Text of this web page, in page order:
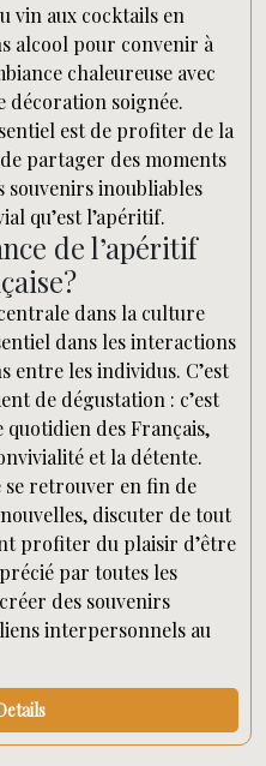
vin aux cocktails en
alcool pour convenir à
chaleureuse avec
décoration soignée.
est de profiter de la
partager des moments
souvenirs inoubliables
qu’est l’apéritif.
de l’apéritif
dans la culture
dans les interactions
entre les individus. C’est
de dégustation : c’est
des Français,
et la détente.
se retrouver en fin de
discuter de tout
profiter du plaisir d’être
par toutes les
des souvenirs
interpersonnels au